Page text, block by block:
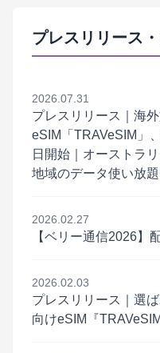
プレスリリース
2026.07.31
プレスリリース｜海
eSIM「TRAVeSIM」
日開始｜オーストラ
地域のデータ使い放
2026.02.27
【ベリー通信2026】
2026.02.03
プレスリリース｜選
向けeSIM『